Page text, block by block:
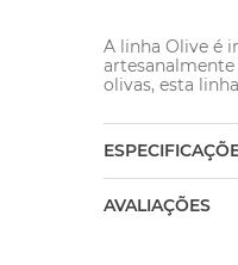
A linha Olive é
olivas, esta
AVALIAÇÕES